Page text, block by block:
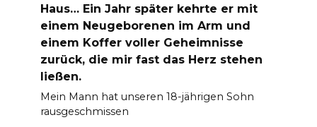
Haus… Ein Jahr später kehrte er mit
einem Neugeborenen im Arm und
einem Koffer voller Geheimnisse
zurück, die mir fast das Herz stehen
ließen.
Mein Mann hat unseren 18-jährigen Sohn
rausgeschmissen